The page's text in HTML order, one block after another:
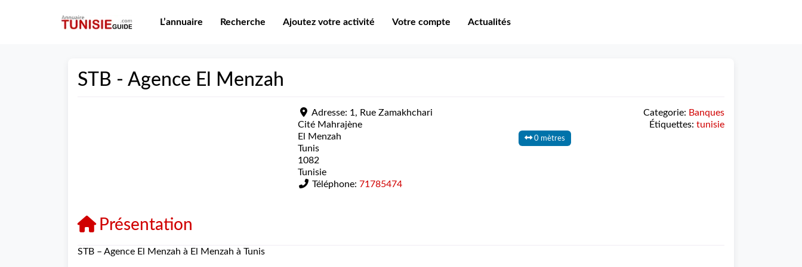
L’annuaire Recherche Ajoutez votre activité Votre compte Actualités
STB - Agence El Menzah
Adresse: 1, Rue Zamakhchari
Cité Mahrajène
El Menzah
Tunis
1082
Tunisie
Téléphone:71785474
Categorie: Banques
Étiquettes: tunisie
0 mètres
Présentation
STB – Agence El Menzah à El Menzah à Tunis